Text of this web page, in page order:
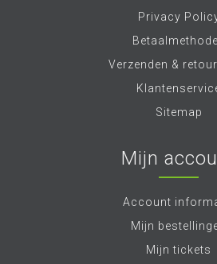
Privacy
Verzenden &
Sitemap
Mijn
Account
Mijn
Mijn tickets